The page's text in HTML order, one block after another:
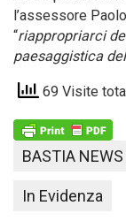
l’assessore
“riappropriarci
paesaggistica
69 Visite
BASTIA NEWS
In Evidenza